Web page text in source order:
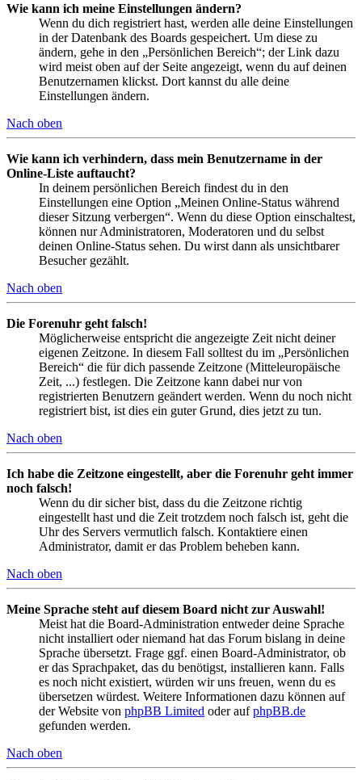
Wie kann ich meine Einstellungen ändern?
Wenn du dich registriert hast, werden alle deine Einstellungen
in der Datenbank des Boards gespeichert. Um diese zu
ändern, gehe in den „Persönlichen Bereich“; der Link dazu
wird meist oben auf der Seite angezeigt, wenn du auf deinen
Benutzernamen klickst. Dort kannst du alle deine
Einstellungen ändern.
Nach oben
Wie kann ich verhindern, dass mein Benutzername in der
Online-Liste auftaucht?
In deinem persönlichen Bereich findest du in den
Einstellungen eine Option „Meinen Online-Status während
dieser Sitzung verbergen“. Wenn du diese Option einschaltest,
können nur Administratoren, Moderatoren und du selbst
deinen Online-Status sehen. Du wirst dann als unsichtbarer
Besucher gezählt.
Nach oben
Die Forenuhr geht falsch!
Möglicherweise entspricht die angezeigte Zeit nicht deiner
eigenen Zeitzone. In diesem Fall solltest du im „Persönlichen
Bereich“ die für dich passende Zeitzone (Mitteleuropäische
Zeit, ...) festlegen. Die Zeitzone kann dabei nur von
registrierten Benutzern geändert werden. Wenn du noch nicht
registriert bist, ist dies ein guter Grund, dies jetzt zu tun.
Nach oben
Ich habe die Zeitzone eingestellt, aber die Forenuhr geht immer
noch falsch!
Wenn du dir sicher bist, dass du die Zeitzone richtig
eingestellt hast und die Zeit trotzdem noch falsch ist, geht die
Uhr des Servers vermutlich falsch. Kontaktiere einen
Administrator, damit er das Problem beheben kann.
Nach oben
Meine Sprache steht auf diesem Board nicht zur Auswahl!
Meist hat die Board-Administration entweder deine Sprache
nicht installiert oder niemand hat das Forum bislang in deine
Sprache übersetzt. Frage ggf. einen Board-Administrator, ob
er das Sprachpaket, das du benötigst, installieren kann. Falls
es noch nicht existiert, würden wir uns freuen, wenn du es
übersetzen würdest. Weitere Informationen dazu können auf
der Website von phpBB Limited oder aufphpBB.de
gefunden werden.
Nach oben